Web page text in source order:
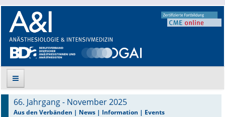
Suche
66. Jahrgang - November 2025
Aus den Verbänden | News | Information | Events